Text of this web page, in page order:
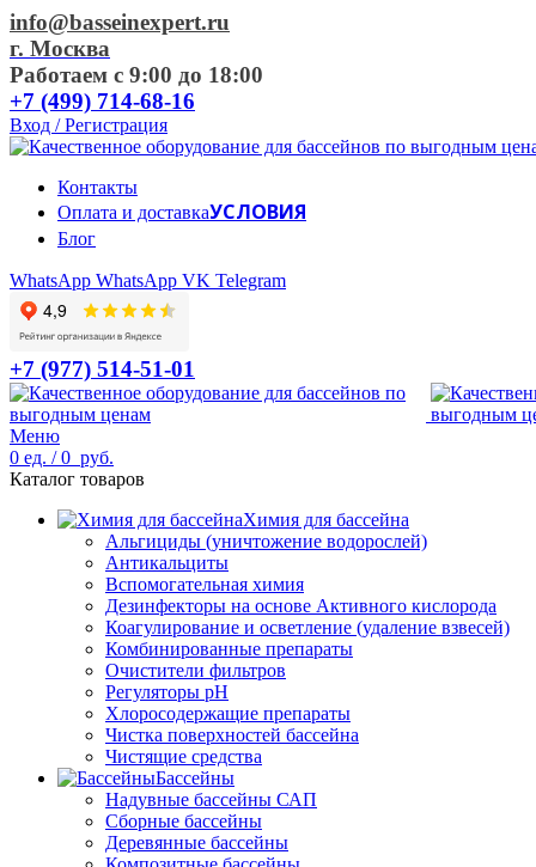
info@basseinexpert.ru
г. Москва
Работаем с 9:00 до 18:00
+7 (499) 714-68-16
Вход / Регистрация
Контакты
Оплата и доставкаУСЛОВИЯ
Блог
WhatsApp WhatsApp VK Telegram
+7 (977) 514-51-01
Меню
0 ед. / 0 руб.
Каталог товаров
Химия для бассейна
Альгициды (уничтожение водорослей)
Антикальциты
Вспомогательная химия
Дезинфекторы на основе Активного кислорода
Коагулирование и осветление (удаление взвесей)
Комбинированные препараты
Очистители фильтров
Регуляторы pH
Хлоросодержащие препараты
Чистка поверхностей бассейна
Чистящие средства
Бассейны
Надувные бассейны САП
Сборные бассейны
Деревянные бассейны